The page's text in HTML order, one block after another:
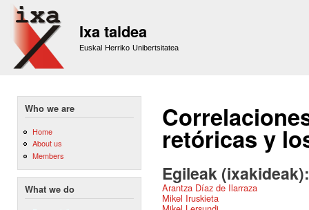
Ixa taldea
Euskal Herriko Unibertsitatea
Who we are
Home
About us
Members
What we do
retóricas y
Egileak
Arantza Díaz de Ilarraza
Mikel Iruskieta